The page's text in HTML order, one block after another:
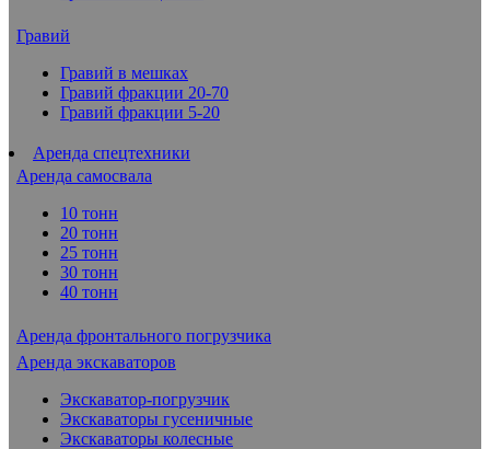
Гравий
Гравий в мешках
Гравий фракции 20-70
Гравий фракции 5-20
Аренда спецтехники
Аренда самосвала
10 тонн
20 тонн
25 тонн
30 тонн
40 тонн
Аренда фронтального погрузчика
Аренда экскаваторов
Экскаватор-погрузчик
Экскаваторы гусеничные
Экскаваторы колесные